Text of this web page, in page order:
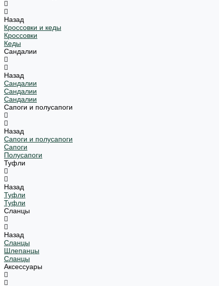
Назад
Кроссовки и кеды
Кроссовки
Кеды
Сандалии
Назад
Сандалии
Сандалии
Сандалии
Сапоги и полусапоги
Назад
Сапоги и полусапоги
Сапоги
Полусапоги
Туфли
Назад
Туфли
Туфли
Сланцы
Назад
Сланцы
Шлепанцы
Сланцы
Аксессуары